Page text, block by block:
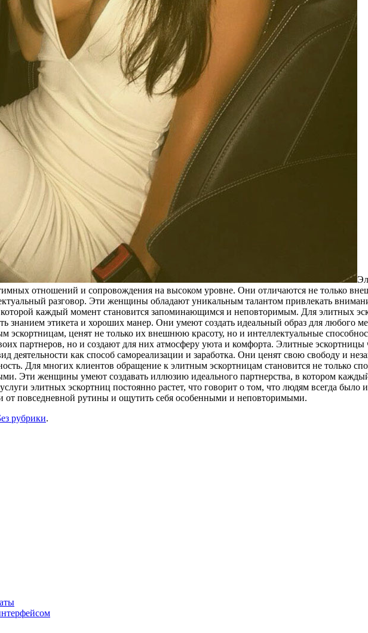
отношений и сопровождения на высоком уровне. Они отличаются не только
разговор. Эти женщины обладают уникальным талантом привлекать
каждый момент становится запоминающимся и неповторимым. Для элитных
знанием этикета и хороших манер. Они умеют создать идеальный образ для любого
ценят не только их внешнюю красоту, но и интеллектуальные
партнеров, но и создают для них атмосферу уюта и комфорта. Элитные
деятельности как способ самореализации и заработка. Они ценят свою свободу и
Для многих клиентов обращение к элитным эскортницам становится не только
Эти женщины умеют создавать иллюзию идеального партнерства, в котором
элитных эскортниц постоянно растет, что говорит о том, что людям всегда было
повседневной рутины и ощутить себя особенными и неповторимыми.
рубрики.